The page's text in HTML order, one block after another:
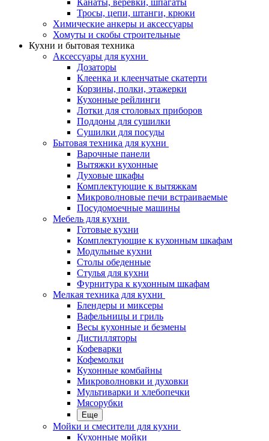
Тросы, цепи, штанги, крюки
Химические анкеры и аксессуары
Хомуты и скобы строительные
Кухни и бытовая техника
Аксессуары для кухни
Дозаторы
Клеенка и клеенчатые скатерти
Корзины, полки, этажерки
Кухонные рейлинги
Лотки для столовых приборов
Поддоны для сушилки
Сушилки для посуды
Бытовая техника для кухни
Варочные панели
Вытяжки кухонные
Духовые шкафы
Комплектующие к вытяжкам
Микроволновые печи встраиваемые
Посудомоечные машины
Мебель для кухни
Готовые кухни
Комплектующие к кухонным шкафам
Модульные кухни
Столы обеденные
Стулья для кухни
Фурнитура к кухонным шкафам
Мелкая техника для кухни
Блендеры и миксеры
Вафельницы и гриль
Весы кухонные и безмены
Дистилляторы
Кофеварки
Кофемолки
Кухонные комбайны
Микроволновки и духовки
Мультиварки и хлебопечки
Мясорубки
Еще
Мойки и смесители для кухни
Кухонные мойки